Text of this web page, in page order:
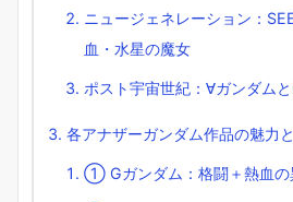
ニュージェネレーション：
血・水星の魔女
ポスト宇宙世紀：∀ガンダム
各アナザーガンダム作品の魅力
① Gガンダム：格闘＋熱血の